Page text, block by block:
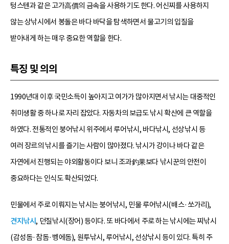
텅스텐과 같은 고가高價의 금속을 사용하기도 한다. 어신찌를 사용하지
않는 상낚시에서 봉돌은 바다 바닥을 탐색하면서 물고기의 입질을
받아내게 하는 매우 중요한 역할을 한다.
특징 및 의의
1990년대 이후 국민소득이 높아지고 여가가 많아지면서 낚시는 대중적인
취미생활 중 하나로 자리 잡았다. 자동차의 보급도 낚시 확산에 큰 역할을
하였다. 전통적인 붕어낚시 위주에서 루어낚시, 바다낚시, 선상낚시 등
여러 장르의 낚시를 즐기는 사람이 많아졌다. 낚시가 강이나 바다 같은
자연에서 진행되는 야외활동이다 보니 조과釣果보다 낚시꾼의 안전이
중요하다는 인식도 확산되었다.
민물에서 주로 이뤄지는 낚시는 붕어낚시, 민물 루어낚시(배스·쏘가리),
견지낚시, 던질낚시(장어) 등이다. 또 바다에서 주로 하는 낚시에는 찌낚시
(감성돔·참돔·벵에돔), 원투낚시, 루어낚시, 선상낚시 등이 있다. 특히 주